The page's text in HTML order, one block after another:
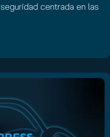
centrada en las